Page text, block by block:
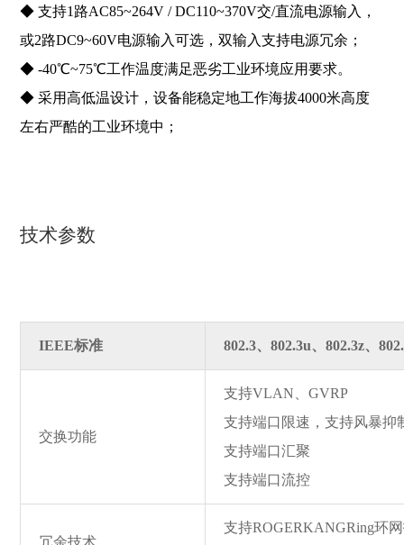
◆ 支持1路AC85~264V / DC110~370V交/直流电源输入，
或2路DC9~60V电源输入可选，双输入支持电源冗余；
◆ -40℃~75℃工作温度满足恶劣工业环境应用要求。
◆ 采用高低温设计，设备能稳定地工作海拔4000米高度
左右严酷的工业环境中；
技术参数
IEEE标准 802.3、802.3u、802.3z、
交换功能
支持VLAN、GVRP
支持端口限速，支持风暴抑
支持端口汇聚
支持端口流控
冗余技术
支持ROGERKANGRing环